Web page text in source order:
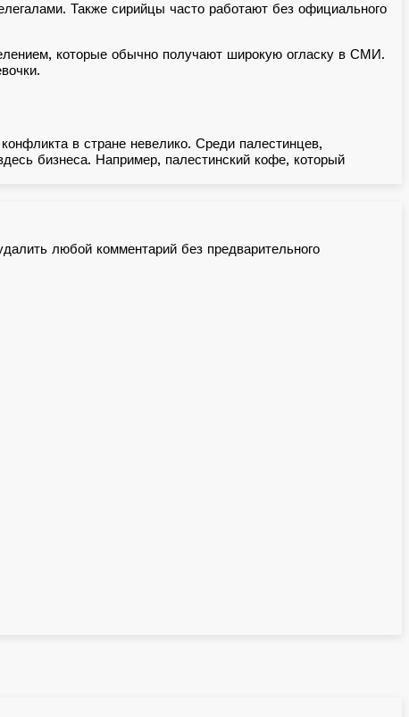
Также сирийцы часто работают без официального
которые обычно получают широкую огласку в СМИ.
в стране невелико. Среди палестинцев,
бизнеса. Например, палестинский кофе, который
любой комментарий без предварительного